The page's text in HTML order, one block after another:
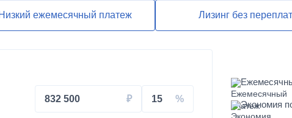
ЕВРО-2
Низкий ежемесячный платеж Лизинг без переплат
832 500 15
Экономия